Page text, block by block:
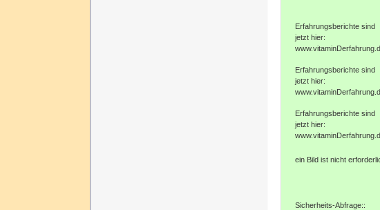
Erfahrungsberichte sind
jetzt hier:
Erfahrungsberichte sind
jetzt hier:
Erfahrungsberichte sind
jetzt hier:
ein Bild ist nicht
Sicherheits-Abfrage::